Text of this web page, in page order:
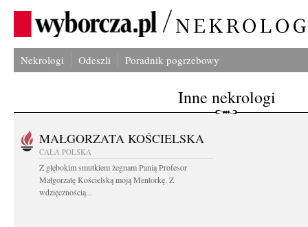
Nekrologi Odeszli Poradnik pogrzebowy
Inne nekrologi
MAŁGORZATA KOŚCIELSKA
CAŁA POLSKA
Z głębokim smutkiem żegnam Panią Profesor
Małgorzatę Kościelską moją Mentorkę. Z
wdzięcznością...